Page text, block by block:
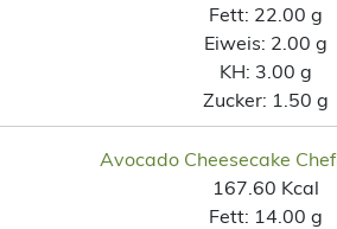
Fett: 22.00 g
Eiweis: 2.00 g
KH: 3.00 g
Zucker: 1.50 g
Avocado Cheesecake
167.60 Kcal
Fett: 14.00 g